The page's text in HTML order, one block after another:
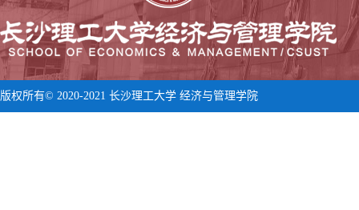
版权所有© 2020-2021 长沙理工大学 经济与管理学院